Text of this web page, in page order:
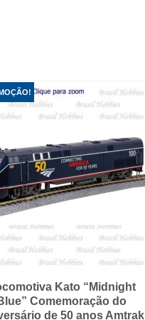
Kato “Midnight
Comemoração do
de 50 anos Amtrak